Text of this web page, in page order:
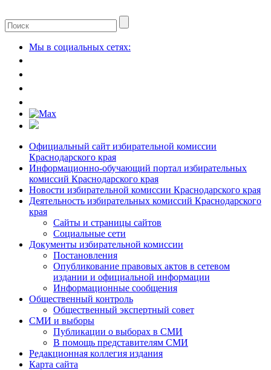
Мы в социальных сетях:
Официальный сайт избирательной комиссии
Краснодарского края
Информационно-обучающий портал избирательных
комиссий Краснодарского края
Новости избирательной комиссии Краснодарского края
Деятельность избирательных комиссий Краснодарского
края
Сайты и страницы сайтов
Социальные сети
Документы избирательной комиссии
Постановления
Опубликование правовых актов в сетевом
издании и официальной информации
Информационные сообщения
Общественный контроль
Общественный экспертный совет
СМИ и выборы
Публикации о выборах в СМИ
В помощь представителям СМИ
Редакционная коллегия издания
Карта сайта